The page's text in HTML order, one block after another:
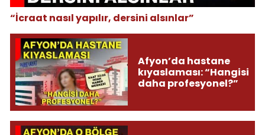
“İcraat nasıl yapılır, dersini alsınlar”
Afyon’da hastane
kıyaslaması: “Hangisi
daha profesyonel?”